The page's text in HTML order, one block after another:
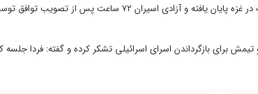
در همین رابطه اکسیوس نیز به نقل از یک مقام آمریکایی اعلام کرده که جنگ در غزه پایان یافته و آزادی
برای بازگرداندن اسرای اسرائیلی تشکر کرده و گفته: فردا جلسه‌